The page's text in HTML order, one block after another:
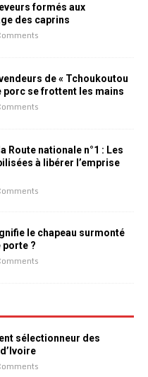
formés aux
des caprins
de « Tchoukoutou
porc se frottent les mains
Route nationale n°1 : Les
à libérer l’emprise
le chapeau surmonté
porte ?
sélectionneur des